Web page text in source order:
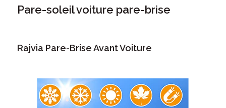
Pare-soleil voiture pare-brise
Rajvia Pare-Brise Avant Voiture